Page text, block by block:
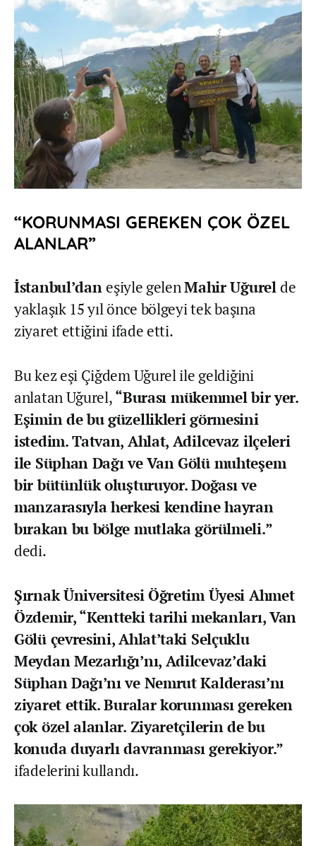
“KORUNMASI GEREKEN ÇOK ÖZEL
ALANLAR”
İstanbul’daneşiyle gelenMahir Uğurelde
yaklaşık 15 yıl önce bölgeyi tek başına
ziyaret ettiğini ifade etti.
Bu kez eşi Çiğdem Uğurel ile geldiğini
anlatan Uğurel,“Burası mükemmel bir yer.
Eşimin de bu güzellikleri görmesini
istedim. Tatvan, Ahlat, Adilcevaz ilçeleri
ile Süphan Dağı ve Van Gölü muhteşem
bir bütünlük oluşturuyor. Doğası ve
manzarasıyla herkesi kendine hayran
bırakan bu bölge mutlaka görülmeli.”
dedi.
Şırnak Üniversitesi Öğretim Üyesi Ahmet
Özdemir, “Kentteki tarihi mekanları, Van
Gölü çevresini, Ahlat’taki Selçuklu
Meydan Mezarlığı’nı, Adilcevaz’daki
Süphan Dağı’nı ve Nemrut Kalderası’nı
ziyaret ettik. Buralar korunması gereken
çok özel alanlar. Ziyaretçilerin de bu
konuda duyarlı davranması gerekiyor.”
ifadelerini kullandı.